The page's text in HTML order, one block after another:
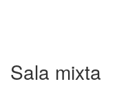
Sala mixta